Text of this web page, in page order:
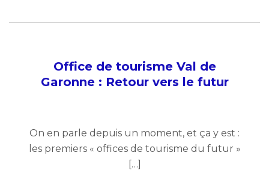
Office de tourisme Val de
Garonne : Retour vers le futur
On en parle depuis un moment, et ça y est :
les premiers « offices de tourisme du futur »
[…]